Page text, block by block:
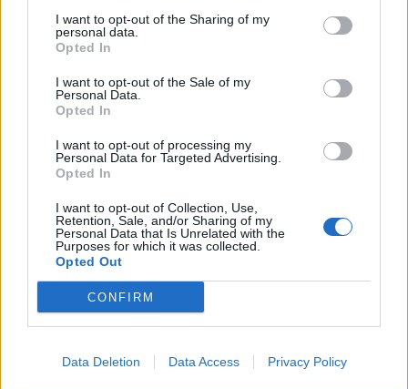
I want to opt-out of the Sharing of my
personal data.
Opted In
I want to opt-out of the Sale of my
Personal Data.
Opted In
I want to opt-out of processing my
Personal Data for Targeted Advertising.
Opted In
I want to opt-out of Collection, Use,
Retention, Sale, and/or Sharing of my
Personal Data that Is Unrelated with the
Purposes for which it was collected.
Opted Out
CONFIRM
Data Deletion Data Access Privacy Policy
00:00
Leonardo Maria Del Vecchio dall'ex compagna
in ospedale. Le dichiarazioni ai giornalisti